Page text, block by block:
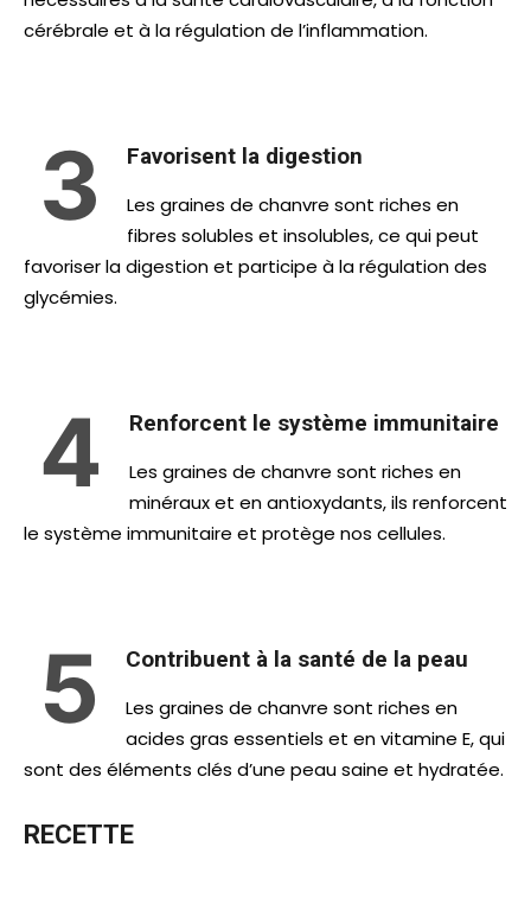
cérébrale et à la régulation de l’inflammation.
3 Favorisent la digestion
Les graines de chanvre sont riches en
fibres solubles et insolubles, ce qui peut
favoriser la digestion et participe à la régulation des
glycémies.
4 Renforcent le système immunitaire
Les graines de chanvre sont riches en
minéraux et en antioxydants, ils renforcent
le système immunitaire et protège nos cellules.
5 Contribuent à la santé de la peau
Les graines de chanvre sont riches en
acides gras essentiels et en vitamine E, qui
sont des éléments clés d’une peau saine et hydratée.
RECETTE